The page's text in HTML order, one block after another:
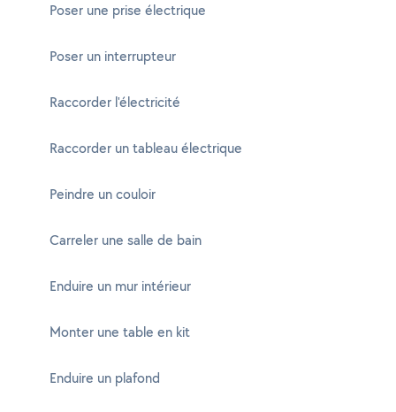
Poser une prise électrique
Poser un interrupteur
Raccorder l'électricité
Raccorder un tableau électrique
Peindre un couloir
Carreler une salle de bain
Enduire un mur intérieur
Monter une table en kit
Enduire un plafond